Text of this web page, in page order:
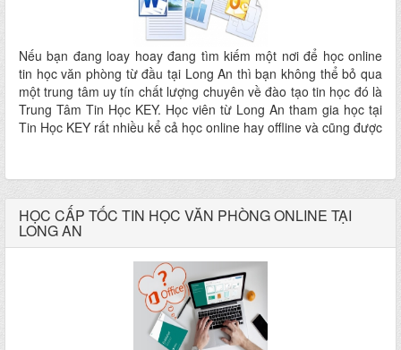
Nếu bạn đang loay hoay đang tìm kiếm một nơi để học online
tin học văn phòng từ đầu tại Long An thì bạn không thể bỏ qua
một trung tâm uy tín chất lượng chuyên về đào tạo tin học đó là
Trung Tâm Tin Học KEY. Học viên từ Long An tham gia học tại
Tin Học KEY rất nhiều kể cả học online hay offline và cũng được
HỌC CẤP TỐC TIN HỌC VĂN PHÒNG ONLINE TẠI
LONG AN